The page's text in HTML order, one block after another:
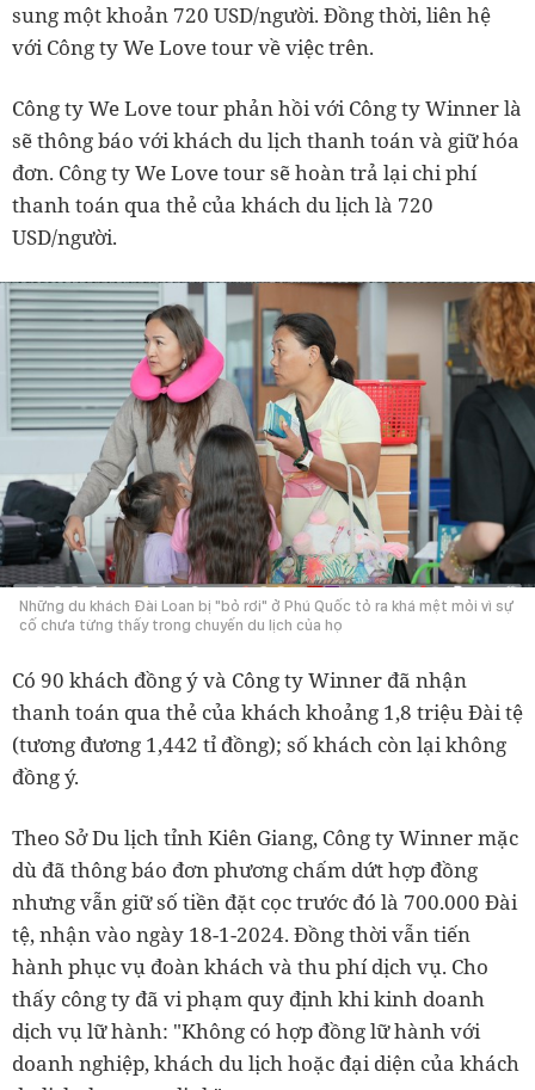
sung một khoản 720 USD/người. Đồng thời, liên hệ
với Công ty We Love tour về việc trên.
Công ty We Love tour phản hồi với Công ty Winner là
sẽ thông báo với khách du lịch thanh toán và giữ hóa
đơn. Công ty We Love tour sẽ hoàn trả lại chi phí
thanh toán qua thẻ của khách du lịch là 720
USD/người.
Những du khách Đài Loan bị "bỏ rơi" ở Phú Quốc tỏ ra khá mệt mỏi vì sự
cố chưa từng thấy trong chuyến du lịch của họ
Có 90 khách đồng ý và Công ty Winner đã nhận
thanh toán qua thẻ của khách khoảng 1,8 triệu Đài tệ
(tương đương 1,442 tỉ đồng); số khách còn lại không
đồng ý.
Theo Sở Du lịch tỉnh Kiên Giang, Công ty Winner mặc
dù đã thông báo đơn phương chấm dứt hợp đồng
nhưng vẫn giữ số tiền đặt cọc trước đó là 700.000 Đài
tệ, nhận vào ngày 18-1-2024. Đồng thời vẫn tiến
hành phục vụ đoàn khách và thu phí dịch vụ. Cho
thấy công ty đã vi phạm quy định khi kinh doanh
dịch vụ lữ hành: "Không có hợp đồng lữ hành với
doanh nghiệp, khách du lịch hoặc đại diện của khách